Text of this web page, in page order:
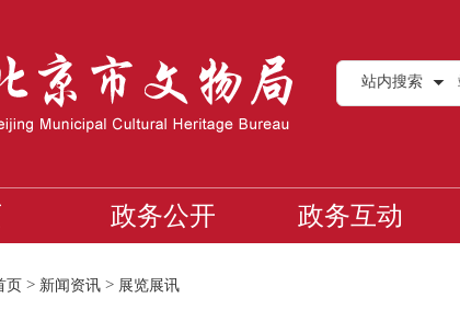
站内搜索
政务公开 政务互动
页 > 新闻资讯 > 展览展讯